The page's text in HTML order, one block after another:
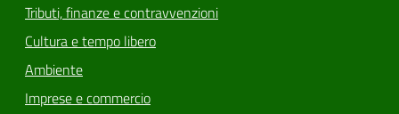
Tributi, finanze e contravvenzioni
Cultura e tempo libero
Ambiente
Imprese e commercio